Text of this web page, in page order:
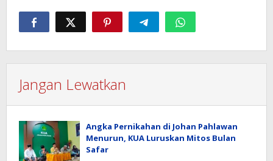
Jangan Lewatkan
Angka Pernikahan di Johan Pahlawan
Menurun, KUA Luruskan Mitos Bulan
Safar